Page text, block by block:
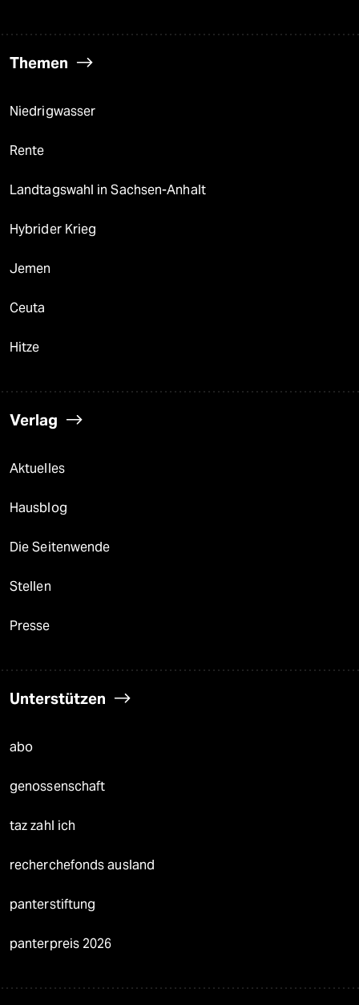
Themen
Niedrigwasser
Rente
Landtagswahl in Sachsen-Anhalt
Hybrider Krieg
Jemen
Ceuta
Hitze
Verlag
Aktuelles
Hausblog
Die Seitenwende
Stellen
Presse
Unterstützen
abo
genossenschaft
taz zahl ich
recherchefonds ausland
panterstiftung
panterpreis 2026